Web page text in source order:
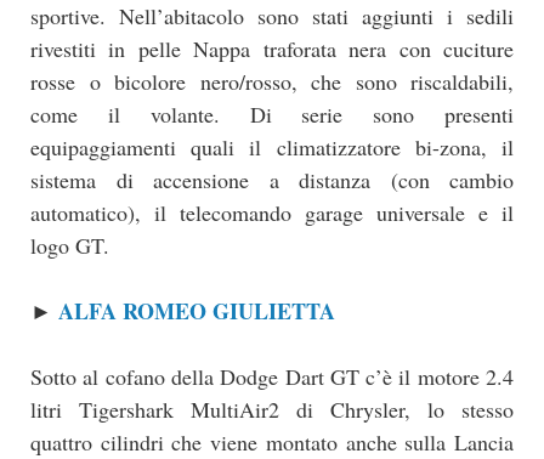
sportive. Nell’abitacolo sono stati aggiunti i sedili
rivestiti in pelle Nappa traforata nera con cuciture
rosse o bicolore nero/rosso, che sono riscaldabili,
come il volante. Di serie sono presenti
equipaggiamenti quali il climatizzatore bi-zona, il
sistema di accensione a distanza (con cambio
automatico), il telecomando garage universale e il
logo GT.
► ALFA ROMEO GIULIETTA
Sotto al cofano della Dodge Dart GT c’è il motore 2.4
litri Tigershark MultiAir2 di Chrysler, lo stesso
quattro cilindri che viene montato anche sulla Lancia